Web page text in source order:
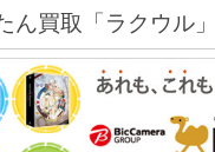
ん買取「ラクウル」